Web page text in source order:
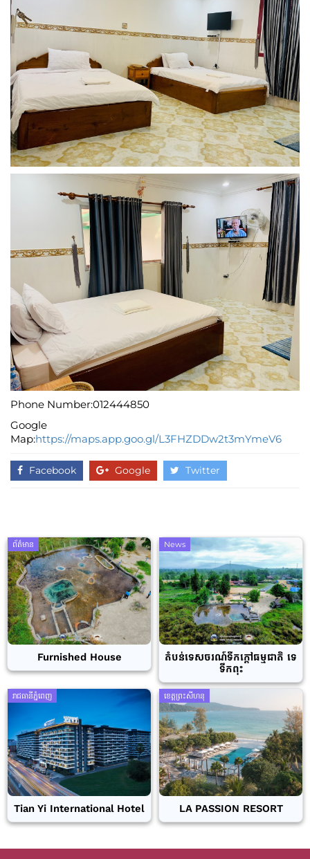
Phone Number:012444850
Google
Map:https://maps.app.goo.gl/L3FHZDDw2t3mYmeV6
Facebook Google Twitter
ព័ត៌មាន
Furnished House
News
តំបន់ទេសចរណ៍ទឹកក្តៅធម្មជាតិ ទេ
ទឹកពុះ
រាជធានីភ្នំពេញ
Tian Yi International Hotel
ខេត្តព្រះសីហនុ
LA PASSION RESORT